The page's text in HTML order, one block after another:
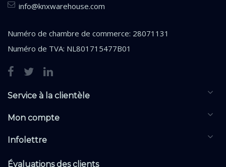
info@knxwarehouse.com
Numéro de chambre de commerce: 28071131
Numéro de TVA: NL801715477B01
Service à la clientèle
Mon compte
Infolettre
Évaluations des clients